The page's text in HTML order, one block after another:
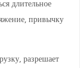
длительное
привычку
разрешает